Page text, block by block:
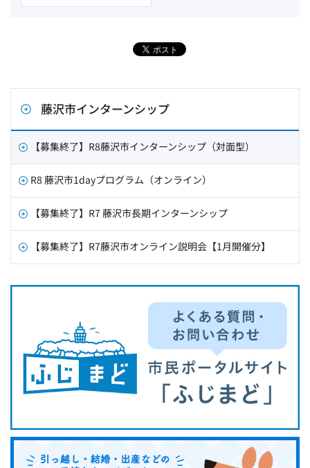
藤沢市インターンシップ
【募集終了】R8藤沢市インターンシップ（対面型）
R8 藤沢市1dayプログラム（オンライン）
【募集終了】R7 藤沢市長期インターンシップ
【募集終了】R7藤沢市オンライン説明会【1月開催分】